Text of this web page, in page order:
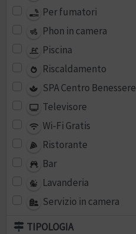
Per fumatori
Phon in camera
Piscina
Riscaldamento
SPA Centro Benessere
Televisore
Wi-Fi Gratis
Ristorante
Bar
Lavanderia
Servizio in camera
TIPOLOGIA